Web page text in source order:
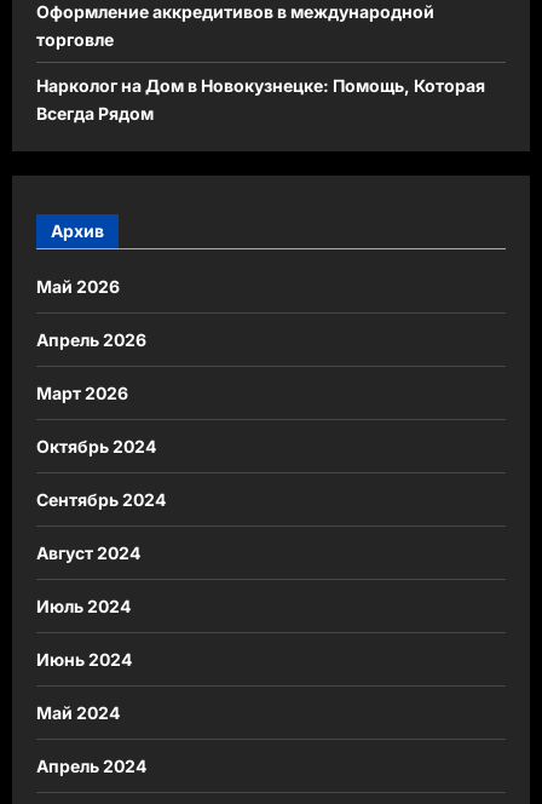
Оформление аккредитивов в международной
торговле
Нарколог на Дом в Новокузнецке: Помощь, Которая
Всегда Рядом
Архив
Май 2026
Апрель 2026
Март 2026
Октябрь 2024
Сентябрь 2024
Август 2024
Июль 2024
Июнь 2024
Май 2024
Апрель 2024